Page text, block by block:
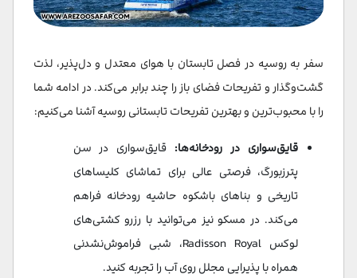
سفر به روسیه در فصل تابستان با هوای معتدل و دل‌پذیر، لذت
گشت‌وگذار و تفریحات فضای باز را چند برابر می‌کند. در ادامه شما
را با محبوب‌ترین و بهترین تفریحات تابستانی روسیه آشنا می‌کنیم:
قایق‌سواری در رودخانه‌ها: قایق‌سواری در سن
پترزبورگ، فرصتی عالی برای تماشای کلیساهای
تاریخی و بناهای باشکوه حاشیه رودخانه فراهم
می‌کند. در مسکو نیز می‌توانید با رزرو کشتی‌های
لوکس Radisson Royal، شبی فراموش‌نشدنی
همراه با پذیرایی مجلل روی آب را تجربه کنید.